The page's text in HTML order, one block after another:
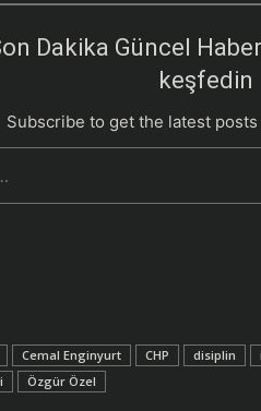
Dakika Güncel
keşfedin
Subscribe to get the latest
Cemal Enginyurt CHP disiplin
Özgür Özel